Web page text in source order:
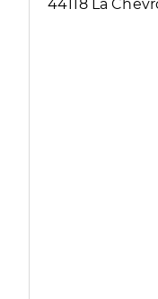
44118 La